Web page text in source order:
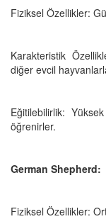
Fiziksel Özellikler:
Karakteristik
diğer evcil
Eğitilebilirlik:
öğrenirler.
German Shepherd:
Fiziksel Özellikler: